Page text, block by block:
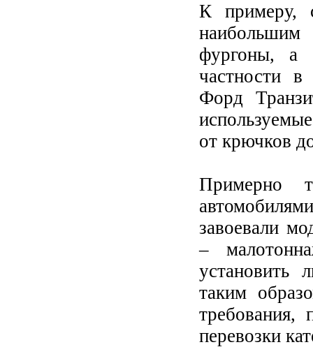
К примеру,
наибольшим
фургоны, а
частности
Форд
от крючков
Примерно
завоевали
–
установить
таким
требования,
перевозки